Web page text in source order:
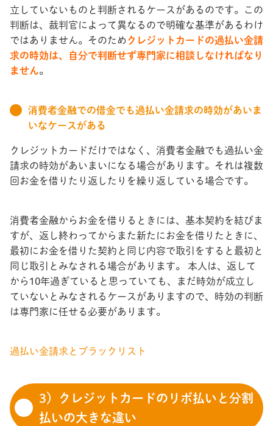
立していないものと判断されるケースがあるのです。この
判断は、裁判官によって異なるので明確な基準があるわけ
ではありません。そのためクレジットカードの過払い金請
求の時効は、自分で判断せず専門家に相談しなければなり
ません。
消費者金融での借金でも過払い金請求の時効があいま
いなケースがある
クレジットカードだけではなく、消費者金融でも過払い金
請求の時効があいまいになる場合があります。それは複数
回お金を借りたり返したりを繰り返している場合です。
消費者金融からお金を借りるときには、基本契約を結びま
すが、返し終わってからまた新たにお金を借りたときに、
最初にお金を借りた契約と同じ内容で取引をすると最初と
同じ取引とみなされる場合があります。 本人は、返して
から10年過ぎていると思っていても、まだ時効が成立し
ていないとみなされるケースがありますので、時効の判断
は専門家に任せる必要があります。
過払い金請求とブラックリスト
3）クレジットカードのリボ払いと分割
払いの大きな違い